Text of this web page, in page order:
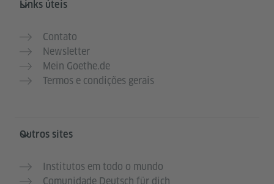
Links úteis
Contato
Newsletter
Mein Goethe.de
Termos e condições gerais
Outros sites
Institutos em todo o mundo
Comunidade Deutsch für dich